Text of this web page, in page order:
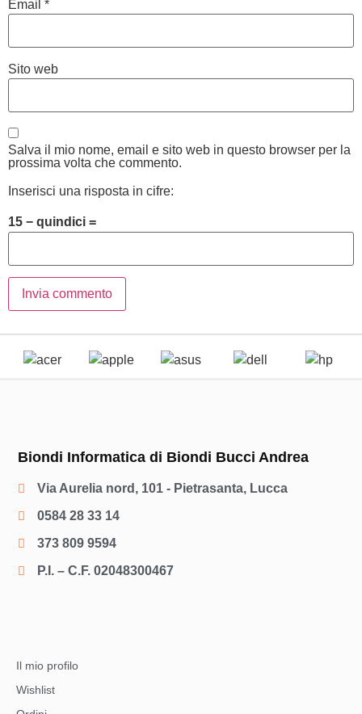
Email *
Sito web
Salva il mio nome, email e sito web in questo browser per la
prossima volta che commento.
Inserisci una risposta in cifre:
15 − quindici =
Biondi Informatica di Biondi Bucci Andrea
Via Aurelia nord, 101 - Pietrasanta, Lucca
0584 28 33 14
373 809 9594
P.I. – C.F. 02048300467
Il mio profilo
Wishlist